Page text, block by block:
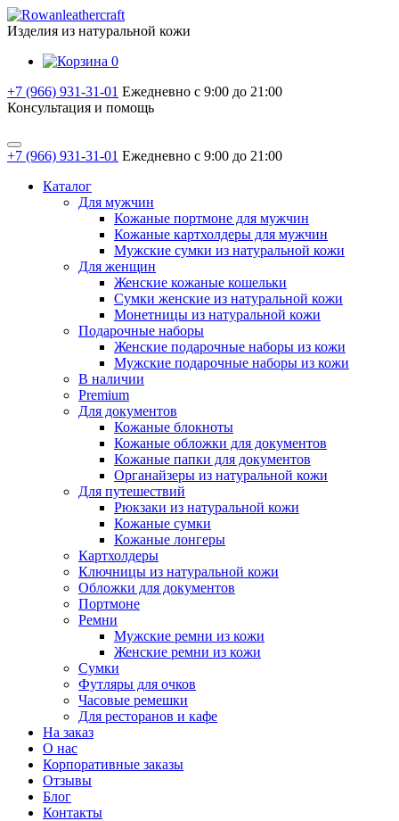
Изделия из натуральной кожи
0
+7 (966) 931-31-01 Ежедневно с 9:00 до 21:00
Консультация и помощь
+7 (966) 931-31-01 Ежедневно с 9:00 до 21:00
Каталог
Для мужчин
Кожаные портмоне для мужчин
Кожаные картхолдеры для мужчин
Мужские сумки из натуральной кожи
Для женщин
Женские кожаные кошельки
Сумки женские из натуральной кожи
Монетницы из натуральной кожи
Подарочные наборы
Женские подарочные наборы из кожи
Мужские подарочные наборы из кожи
В наличии
Premium
Для документов
Кожаные блокноты
Кожаные обложки для документов
Кожаные папки для документов
Органайзеры из натуральной кожи
Для путешествий
Рюкзаки из натуральной кожи
Кожаные сумки
Кожаные лонгеры
Картхолдеры
Ключницы из натуральной кожи
Обложки для документов
Портмоне
Ремни
Мужские ремни из кожи
Женские ремни из кожи
Сумки
Футляры для очков
Часовые ремешки
Для ресторанов и кафе
На заказ
О нас
Корпоративные заказы
Отзывы
Блог
Контакты